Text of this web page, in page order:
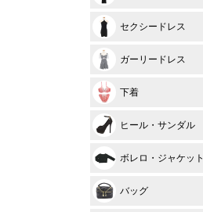
セクシードレス
ガーリードレス
下着
ヒール・サンダル
ボレロ・ジャケット
バッグ